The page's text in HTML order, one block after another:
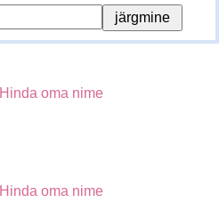
Hinda oma nime
Hinda oma nime